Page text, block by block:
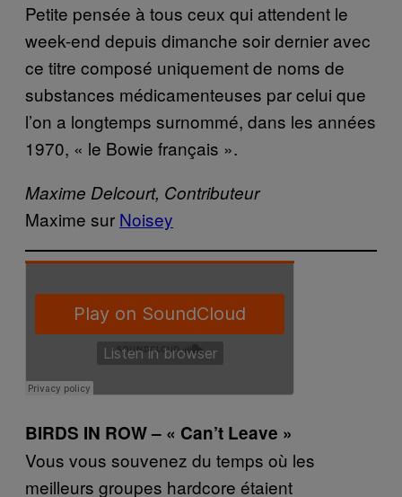
Petite pensée à tous ceux qui attendent le
week-end depuis dimanche soir dernier avec
ce titre composé uniquement de noms de
substances médicamenteuses par celui que
l’on a longtemps surnommé, dans les années
1970, « le Bowie français ».
Maxime Delcourt, Contributeur
Maxime sur Noisey
BIRDS IN ROW – « Can’t Leave »
Vous vous souvenez du temps où les
meilleurs groupes hardcore étaient